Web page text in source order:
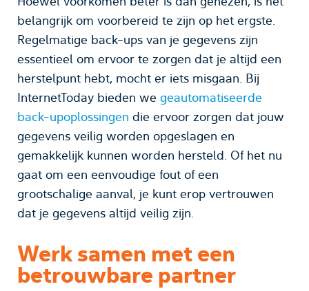
belangrijk om voorbereid te zijn op het ergste.
Regelmatige back-ups van je gegevens zijn
essentieel om ervoor te zorgen dat je altijd een
herstelpunt hebt, mocht er iets misgaan. Bij
InternetToday bieden we geautomatiseerde
back-upoplossingen die ervoor zorgen dat jouw
gegevens veilig worden opgeslagen en
gemakkelijk kunnen worden hersteld. Of het nu
gaat om een eenvoudige fout of een
grootschalige aanval, je kunt erop vertrouwen
dat je gegevens altijd veilig zijn.
Werk samen met een
betrouwbare partner